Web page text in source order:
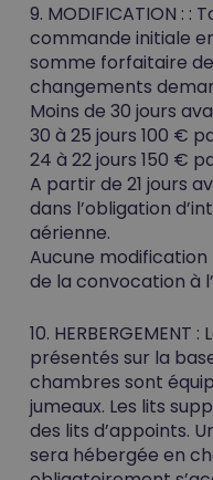
9. MODIFICATION : :
commande initiale
somme forfaitaire
changements
Moins de 30 jours
30 à 25 jours 100 €
24 à 22 jours 150 €
A partir de 21 jours
dans l’obligation
aérienne.
Aucune modification
de la convocation à
10. HERBERGEMENT :
présentés sur la
chambres sont
jumeaux. Les lits
des lits d’appoints.
sera hébergée en